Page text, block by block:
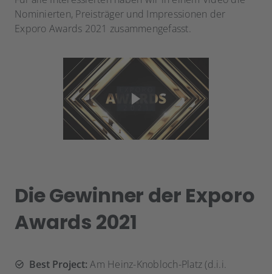
Nominierten, Preisträger und Impressionen der
Exporo Awards 2021 zusammengefasst.
Die Gewinner der Exporo
Awards 2021
Best Project: Am Heinz-Knobloch-Platz (d.i.i.